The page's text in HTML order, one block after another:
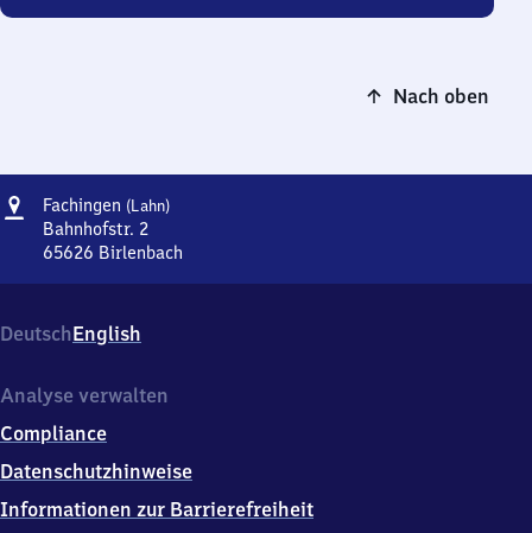
Nach oben
Adresse
Fachingen (Lahn)Fachingen
Bahnhofstr. 2
65626 Birlenbach
Bahnhofstr.
2,
5
2
6
DeutschEnglish
Analyse verwalten
Compliance
Datenschutzhinweise
Informationen zur Barrierefreiheit